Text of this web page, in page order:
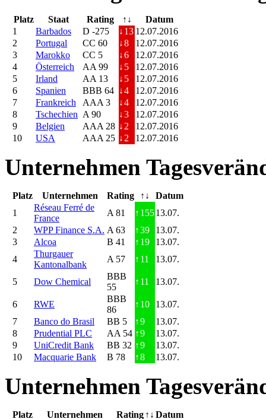
Platz Staat Rating ↑↓
Datum
1
Barbados D -275 ↓ 13 12.07.2016
2
Portugal CC 60 ↓8
12.07.2016
3
Marokko CC 5 ↓6
12.07.2016
4
Österreich AA 99 ↓ 5
12.07.2016
5
Irland AA 13 ↓ 5
12.07.2016
6
Spanien BBB 64 ↓4
12.07.2016
7
Frankreich AAA 3 ↓4
12.07.2016
8
Tschechien A 90 ↓3
12.07.2016
9
Belgien AAA 28 ↓ 2
12.07.2016
10
USA AAA 25 ↓ 2 12.07.2016
Unternehmen
Platz Unternehmen Rating ↑↓
Datum
1
Réseau Ferré de
France
A 81 ↑ 15513.07.
2
WPP Finance S.A. A 63 ↑39
13.07.
3
Alcoa B 41 ↑ 19
13.07.
4
Thurgauer
Kantonalbank
A 57 ↑ 11 13.07.
5 Dow Chemical
BBB
55
↑ 11 13.07.
6 RWE
BBB
86
↑ 10
13.07.
7
Banco do Brasil BB 5 ↑9
13.07.
8
Prudential PLC AA 54 ↑9
13.07.
9
UniCredit Bank BB 32 ↑9
13.07.
10
Macquarie Bank B 78 ↑8 13.07.
Unternehmen
Platz Unternehmen Rating ↑↓ Datum